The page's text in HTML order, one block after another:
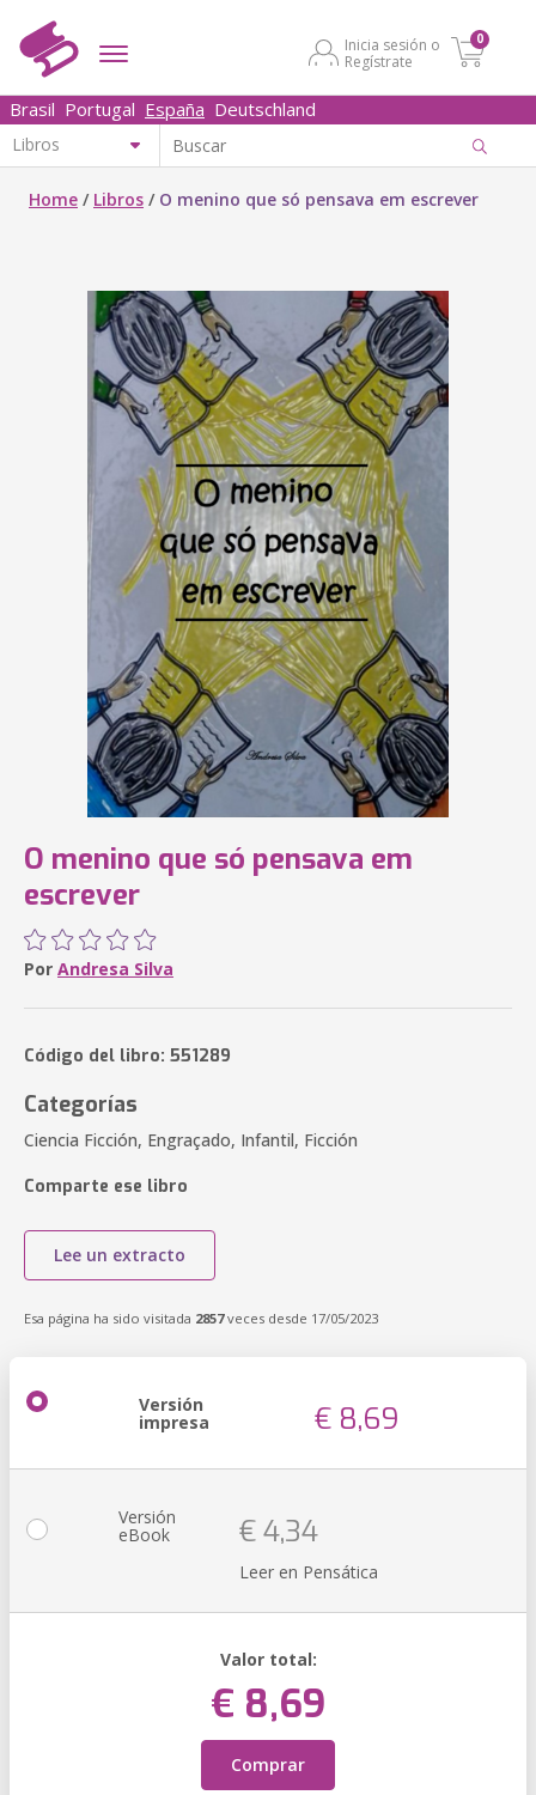
Inicia sesión o
Regístrate
0
Brasil Portugal España Deutschland
Home / Libros / O menino que só pensava em escrever
O menino que só pensava em
escrever
Por Andresa Silva
Código del libro: 551289
Categorías
Ciencia Ficción, Engraçado, Infantil, Ficción
Comparte ese libro
Lee un extracto
Esa página ha sido visitada 2857veces desde 17/05/2023
Versión
impresa € 8,69
Versión
eBook € 4,34
Leer en Pensática
Valor total:
€ 8,69
Comprar